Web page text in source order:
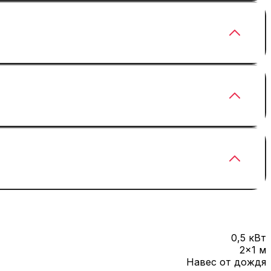
микрофонами и препятствиями. Зато на
0,5 кВт
2×1 м
Навес от дождя